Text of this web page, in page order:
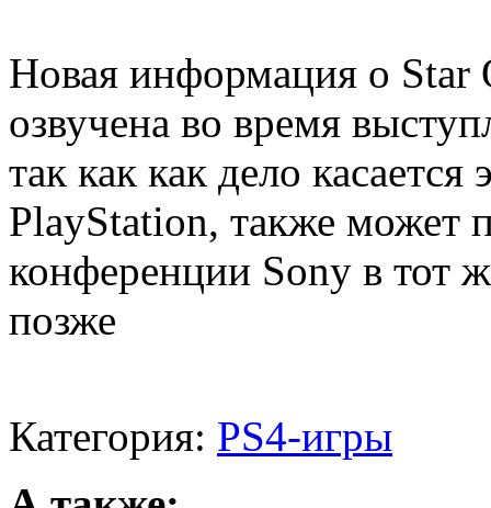
Новая информация о Star
озвучена во время
так как как дело
PlayStation, также может
конференции Sony в тот
позже
Категория: PS4-игры